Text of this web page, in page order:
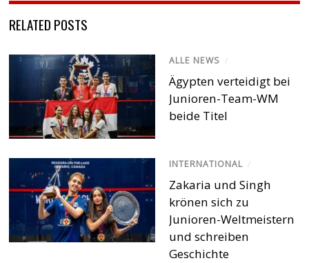
RELATED POSTS
ALLE NEWS /
Ägypten verteidigt bei
Junioren-Team-WM
beide Titel
INTERNATIONAL /
Zakaria und Singh
krönen sich zu
Junioren-Weltmeistern
und schreiben
Geschichte